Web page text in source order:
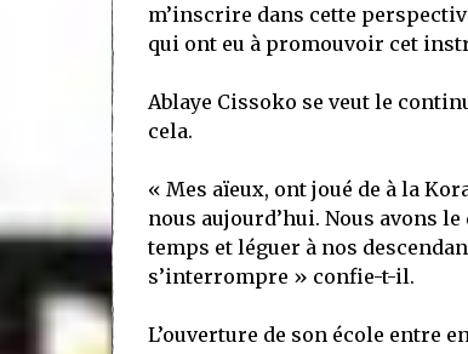
m’inscrire dans cette
qui ont eu à promouvoir cet
Ablaye Cissoko se veut le
cela.
« Mes aïeux, ont joué de à la
nous aujourd’hui. Nous avons
temps et léguer à nos
s’interrompre » confie-t-il.
L’ouverture de son école entre